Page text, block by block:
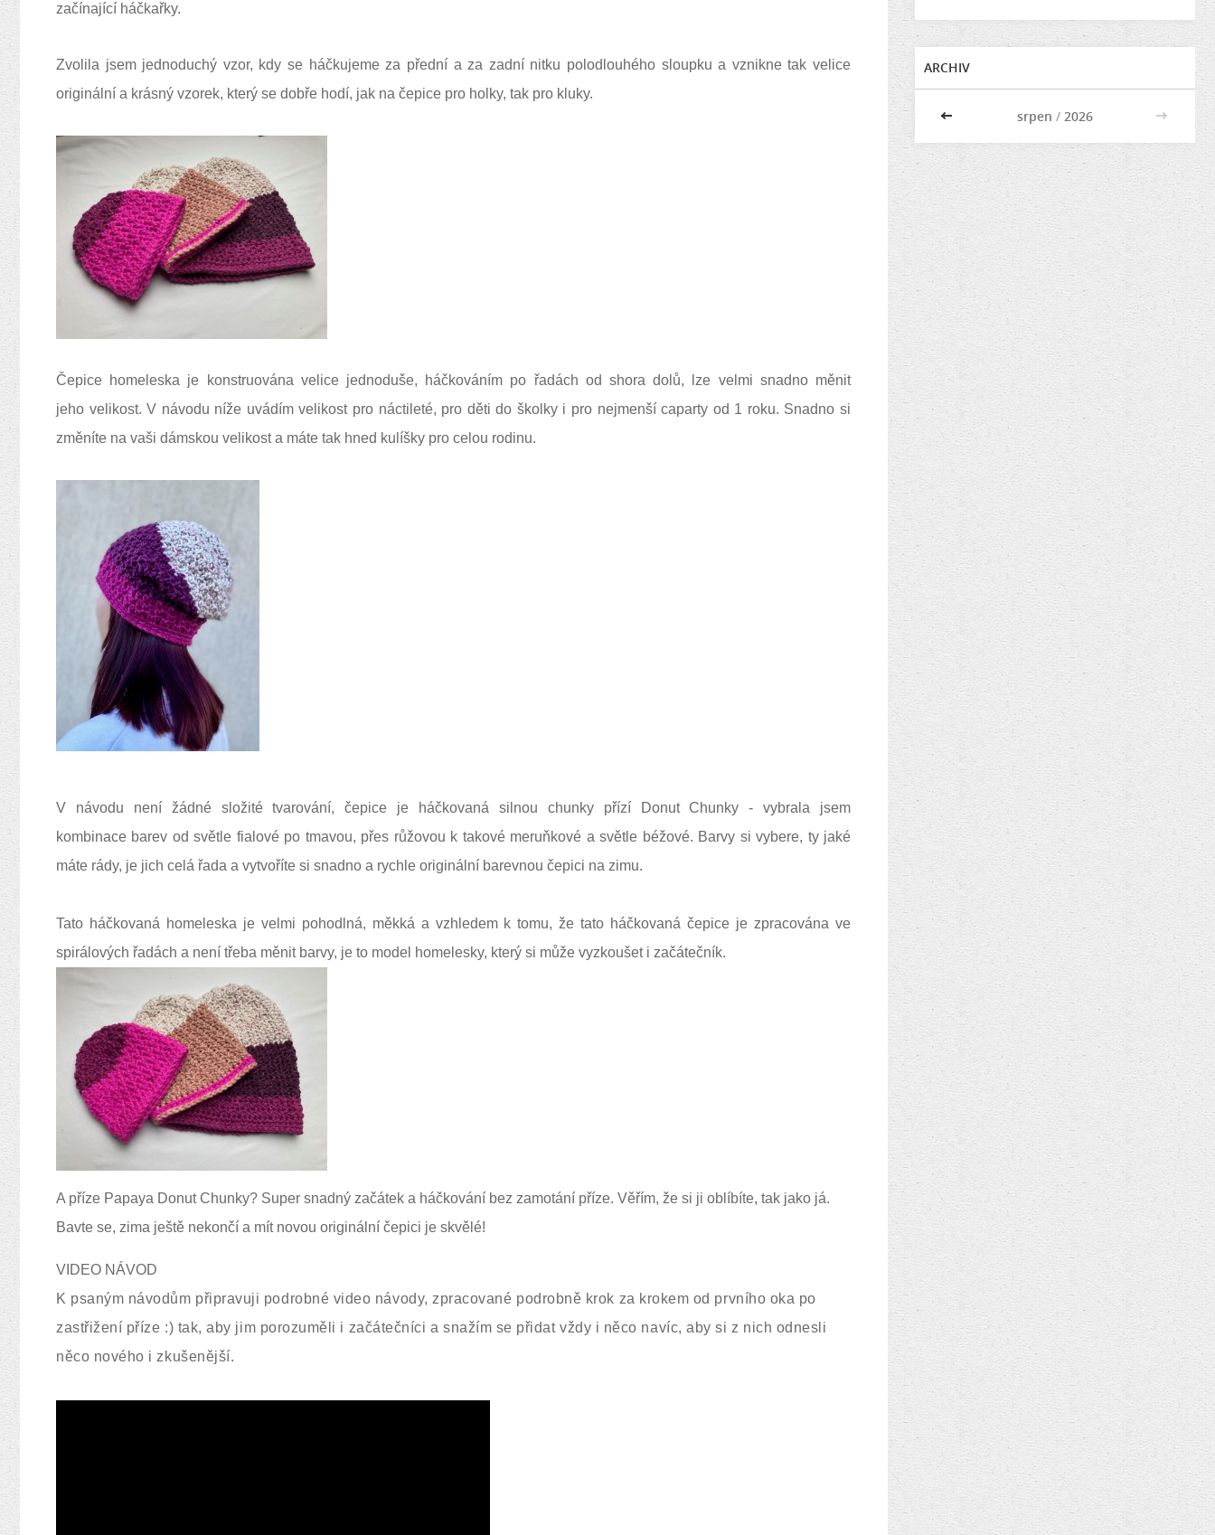
začínající háčkařky.
Zvolila jsem jednoduchý vzor, kdy se háčkujeme za přední a za zadní nitku polodlouhého sloupku a vznikne tak velice
originální a krásný vzorek, který se dobře hodí, jak na čepice pro holky, tak pro kluky.
Čepice homeleska je
konstruována velice jednoduše, háčkováním po řadách od shora dolů, lze velmi snadno měnit
jeho velikost. V návodu níže uvádím velikost pro náctileté, pro děti do školky i pro nejmenší caparty od 1 roku. Snadno si
změníte na vaši dámskou velikost a máte tak hned kulíšky pro celou rodinu.
V návodu není žádné složité tvarování, čepice je háčkovaná silnou chunky přízí Donut Chunky - vybrala jsem
kombinace barev od světle fialové po tmavou, přes růžovou k takové meruňkové a světle béžové. Barvy si vybere, ty jaké
máte rády, je jich celá řada a vytvoříte si snadno a rychle originální barevnou čepici na zimu.
Tato háčkovaná homeleska je velmi pohodlná, měkká a vzhledem k tomu, že tato háčkovaná čepice je zpracována ve
spirálových řadách a není třeba měnit barvy, je to model homelesky, který si může vyzkoušet i začátečník.
A příze Papaya Donut Chunky? Super snadný začátek a háčkování bez zamotání příze. Věřím, že si ji oblíbíte, tak jako já.
Bavte se, zima ještě nekončí a mít novou originální čepici je skvělé!
VIDEO NÁVOD
K psaným návodům připravuji podrobné video návody, zpracované podrobně krok za krokem od prvního oka po
zastřižení příze :) tak, aby jim porozuměli i začátečníci a snažím se přidat vždy i něco navíc, aby si z nich odnesli
něco nového i zkušenější.
ARCHIV
<< srpen / 2026 >>